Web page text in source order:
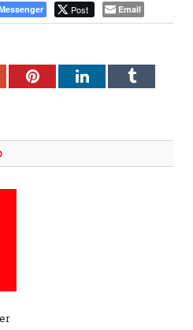
Post Email
PinterestLinkedInTumblr